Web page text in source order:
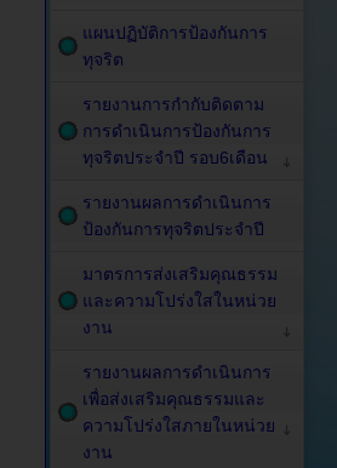
แผนปฏิบัติการป้องกันการ
ทุจริต
รายงานการกำกับติดตาม
การดำเนินการป้องกันการ
ทุจริตประจำปี รอบ6เดือน
รายงานผลการดำเนินการ
ป้องกันการทุจริตประจำปี
มาตรการส่งเสริมคุณธรรม
และความโปร่งใสในหน่วย
งาน
รายงานผลการดำเนินการ
เพื่อส่งเสริมคุณธรรมและ
ความโปร่งใสภายในหน่วย
งาน